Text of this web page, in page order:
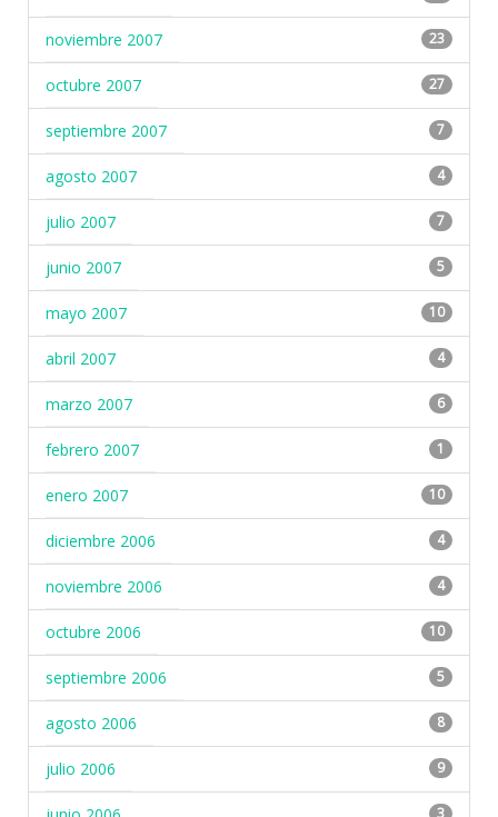
noviembre 2007 23
octubre 2007 27
septiembre 2007 7
agosto 2007 4
julio 2007 7
junio 2007 5
mayo 2007 10
abril 2007 4
marzo 2007 6
febrero 2007 1
enero 2007 10
diciembre 2006 4
noviembre 2006 4
octubre 2006 10
septiembre 2006 5
agosto 2006 8
julio 2006 9
3